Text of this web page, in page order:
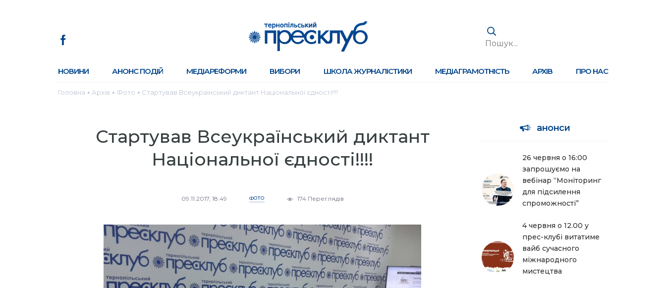
НОВИНИ АНОНС ПОДІЙ МЕДІАРЕФОРМИ ВИБОРИ ШКОЛА ЖУРНАЛІСТИКИ МЕДІАГРАМОТНІСТЬ АРХІВ ПРО НАС
Головна ● Архів ● Фото ● Стартував Всеукраїнський диктант Національної єдності!!!!
Стартував Всеукраїнський диктант
Національної єдності!!!!
09.11.2017, 18:49 ФОТО 174 Переглядів
анонси
26 червня о 16:00
запрошуємо на
вебінар “Моніторинг
для підсилення
спроможності”
4 червня о 12.00 у
прес-клубі витатиме
вайб сучасного
міжнародного
мистецтва